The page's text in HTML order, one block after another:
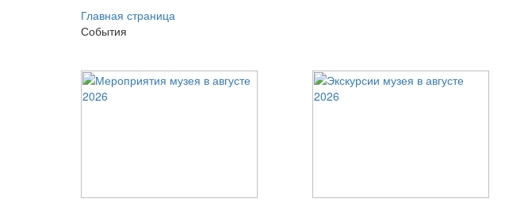
Главная страница
События